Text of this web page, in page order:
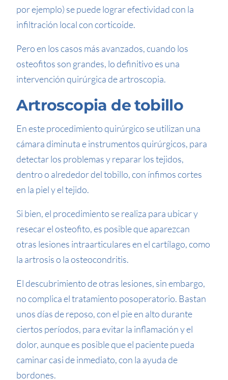
por ejemplo) se puede lograr efectividad con la
infiltración local con corticoide.
Pero en los casos más avanzados, cuando los
osteofitos son grandes, lo definitivo es una
intervención quirúrgica de artroscopia.
Artroscopia de tobillo
En este procedimiento quirúrgico se utilizan una
cámara diminuta e instrumentos quirúrgicos, para
detectar los problemas y reparar los tejidos,
dentro o alrededor del tobillo, con ínfimos cortes
en la piel y el tejido.
Si bien, el procedimiento se realiza para ubicar y
resecar el osteofito, es posible que aparezcan
otras lesiones intraarticulares en el cartílago, como
la artrosis o la osteocondritis.
El descubrimiento de otras lesiones, sin embargo,
no complica el tratamiento posoperatorio. Bastan
unos días de reposo, con el pie en alto durante
ciertos períodos, para evitar la inflamación y el
dolor, aunque es posible que el paciente pueda
caminar casi de inmediato, con la ayuda de
bordones.